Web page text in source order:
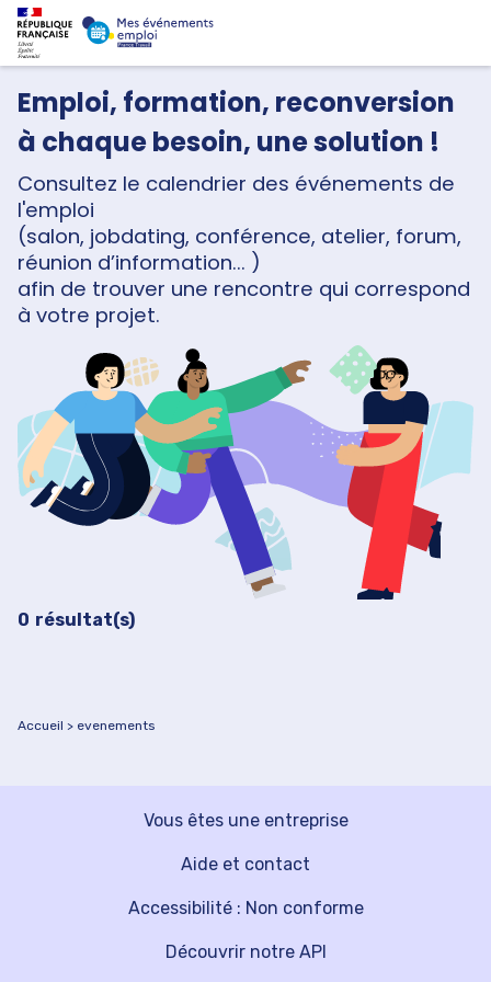
Emploi, formation, reconversion
à chaque besoin, une solution !
Consultez le calendrier des événements de
l'emploi
(salon, jobdating, conférence, atelier, forum,
réunion d’information... )
afin de trouver une rencontre qui correspond
à votre projet.
Filtrer les événements
0 résultat(s)
Accueil evenements
Vous êtes une entreprise
Découvrir notre API
Aide et contact
Accessibilité : Non conforme